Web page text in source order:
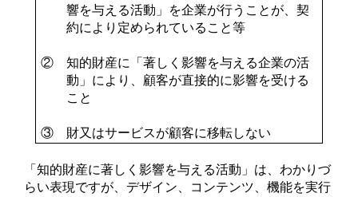
響を与える活動」を企業が行うことが、契
約により定められていること等
② 知的財産に「著しく影響を与える企業の活
動」により、顧客が直接的に影響を受ける
こと
③ 財又はサービスが顧客に移転しない
「知的財産に著しく影響を与える活動」は、わかりづ
らい表現ですが、デザイン、コンテンツ、機能を実行